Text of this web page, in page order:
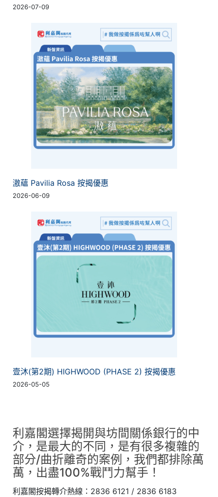
2026-07-09
滶蘊 Pavilia Rosa 按揭優惠
2026-06-09
壹沐(第2期) HIGHWOOD (PHASE 2) 按揭優惠
2026-05-05
利嘉閣選擇揭開與坊間關係銀行的中
介，是最大的不同，是有很多複雜的
部分/曲折離奇的案例，我們都排除萬
萬，出盡100%戰鬥力幫手！
利嘉閣按揭轉介熱線：2836 6121 / 2836 6183